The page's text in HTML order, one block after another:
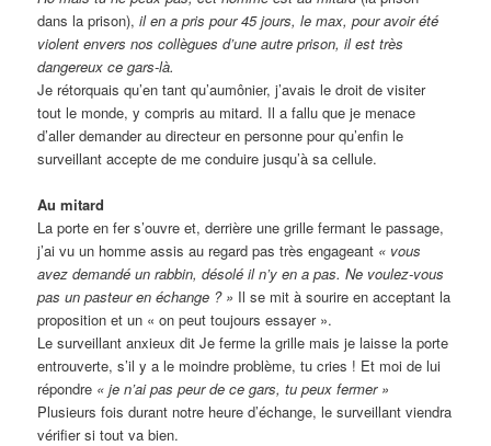
dans la prison),il en a pris pour 45 jours, le max, pour avoir été
violent envers nos collègues d’une autre prison, il est très
dangereux ce gars-là.
Je rétorquais qu’en tant qu’aumônier, j’avais le droit de visiter
tout le monde, y compris au mitard. Il a fallu que je menace
d’aller demander au directeur en personne pour qu’enfin le
surveillant accepte de me conduire jusqu’à sa cellule.
Au mitard
La porte en fer s’ouvre et, derrière une grille fermant le passage,
j’ai vu un homme assis au regard pas très engageant « vous
avez demandé un rabbin, désolé il n’y en a pas. Ne voulez-vous
pas un pasteur en échange ? » Il se mit à sourire en acceptant la
proposition et un « on peut toujours essayer ».
Le surveillant anxieux dit Je ferme la grille mais je laisse la porte
entrouverte, s’il y a le moindre problème, tu cries ! Et moi de lui
répondre « je n’ai pas peur de ce gars, tu peux fermer »
Plusieurs fois durant notre heure d’échange, le surveillant viendra
vérifier si tout va bien.